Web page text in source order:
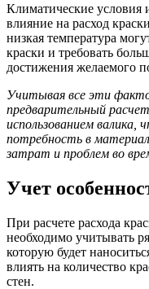
Климатические условия
влияние на расход
низкая температура
краски и требовать
достижения желаемого
Учитывая все эти
предварительный
использованием валика,
потребность в
затрат и проблем во
Учет
При расчете расхода
необходимо учитывать
которую будет
влиять на количество
стен.